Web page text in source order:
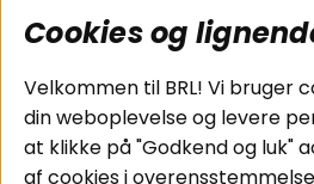
Populære sider
Pakkeløsninger
Bilstereo
Højttalere
Cookies og
Velkommen til BRL! Vi bruger
din weboplevelse og levere
at klikke på "Godkend og luk"
af cookies i